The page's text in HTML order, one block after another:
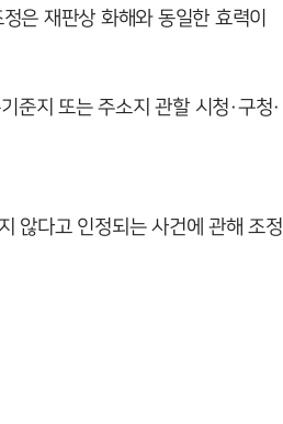
부소개
은 재판상 화해와 동일한 효력이
준지 또는 주소지 관할 시청·구청·
않다고 인정되는 사건에 관해 조정